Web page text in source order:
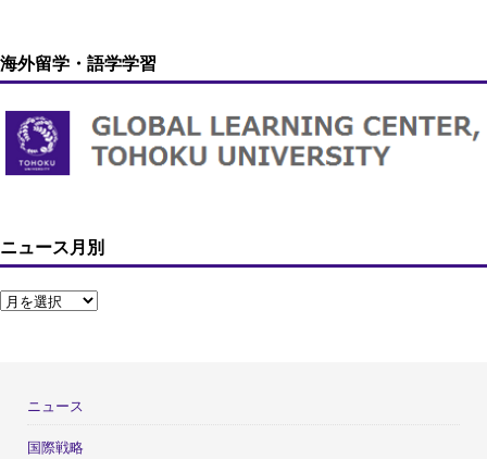
海外留学・語学学習
ニュース月別
ニュース
国際戦略